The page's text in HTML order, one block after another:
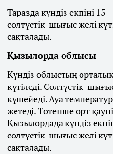
Таразда күндіз екпіні 15
солтүстік-шығыс желі
сақталады.
Қызылорда облысы
Күндіз облыстың
күтіледі. Солтүстік-
күшейеді. Ауа
жетеді. Төтенше өрт
Қызылордада күндіз
солтүстік-шығыс желі
сақталады.